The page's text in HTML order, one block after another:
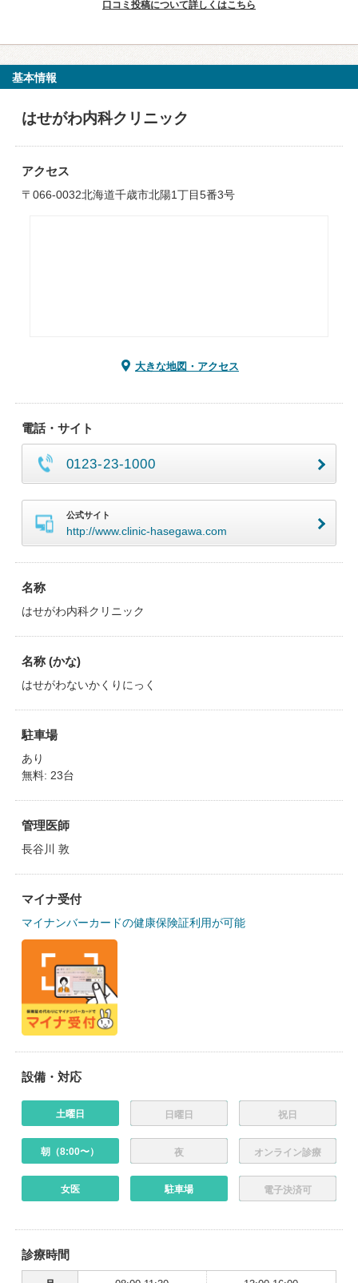
口コミ投稿について詳しくはこちら
基本情報
はせがわ内科クリニック
アクセス
〒066-0032北海道千歳市北陽1丁目5番3号
大きな地図・アクセス
電話・サイト
0123-23-1000
公式サイト
http://www.clinic-hasegawa.com
名称
はせがわ内科クリニック
名称 (かな)
はせがわないかくりにっく
駐車場
あり
無料: 23台
管理医師
長谷川 敦
マイナ受付
マイナンバーカードの健康保険証利用が可能
設備・対応
土曜日 日曜日 祝日
朝（8:00〜） 夜 オンライン診療
女医 駐車場 電子決済可
診療時間